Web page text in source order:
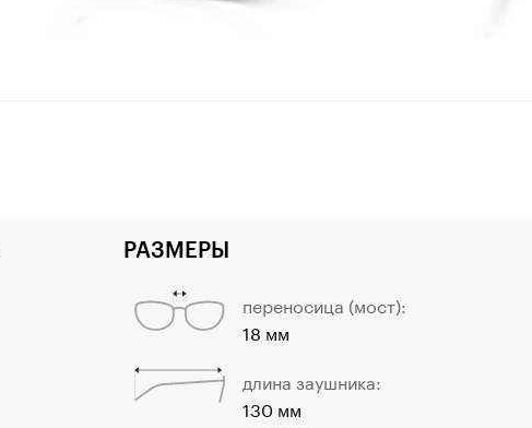
РАЗМЕРЫ
переносица (мост):
18 мм
длина заушника:
130 мм